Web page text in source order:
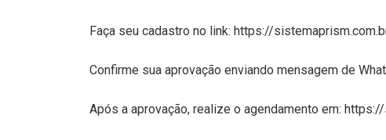
Faça seu cadastro no link: https://
Confirme sua aprovação enviando mensagem de
Após a aprovação, realize o agendamento em: